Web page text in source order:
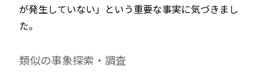
が発生していない」という重要な事実に気づきまし
た。
類似の事象探索・調査